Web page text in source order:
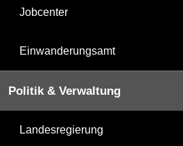
Jobcenter
Einwanderungsamt
Politik & Verwaltung
Landesregierung